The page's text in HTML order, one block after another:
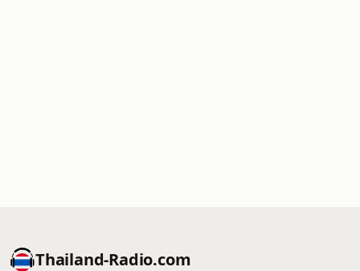
Thailand-Radio.com